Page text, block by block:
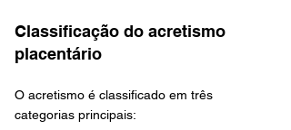
Classificação do acretismo
placentário
O acretismo é classificado em três
categorias principais: